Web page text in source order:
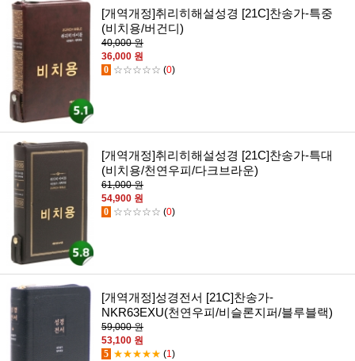
[개역개정]취리히해설성경 [21C]찬송가-특중
(비치용/버건디)
40,000 원
36,000 원
0 ☆☆☆☆☆ (0)
[개역개정]취리히해설성경 [21C]찬송가-특대
(비치용/천연우피/다크브라운)
61,000 원
54,900 원
0 ☆☆☆☆☆ (0)
[개역개정]성경전서 [21C]찬송가-
NKR63EXU(천연우피/비슬론지퍼/블루블랙)
59,000 원
53,100 원
5 ★★★★★ (1)